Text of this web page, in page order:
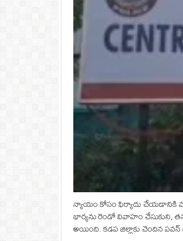
న్యాయం కోసం ఫిర్యాదు చేయడానికి
భార్యను రెండో వివాహం చేసుకుని,
అయింది. కడప జిల్లాకు చెందిన